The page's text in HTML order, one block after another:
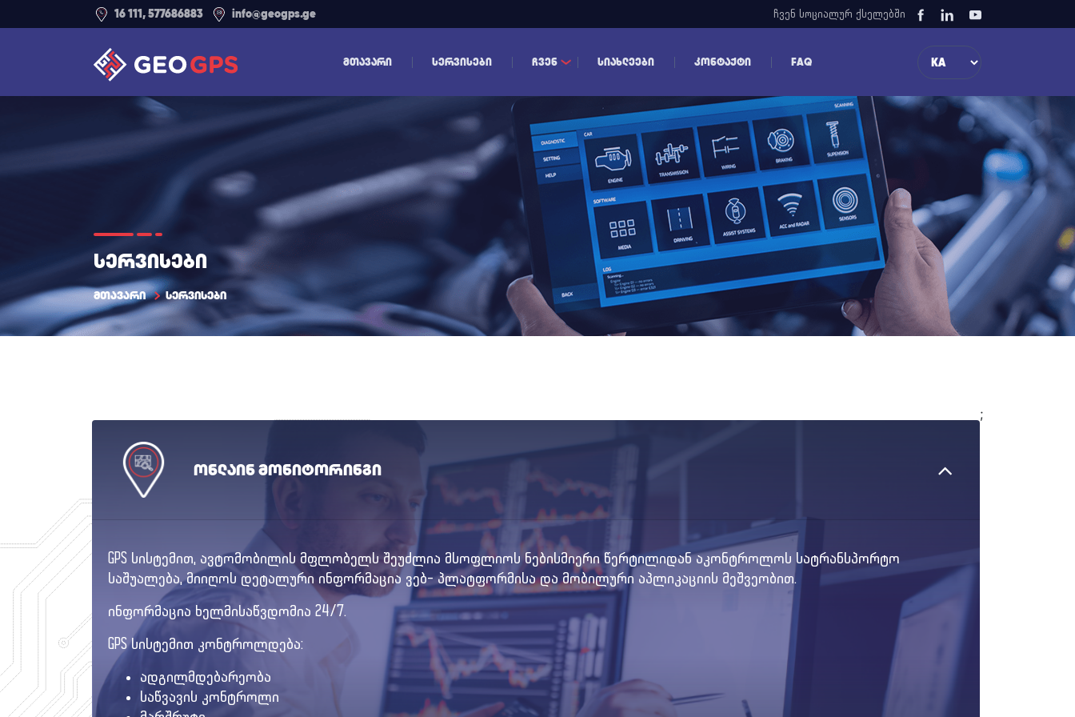
16 111, 577686883 info@geogps.ge ჩვენ სოციალურ ქსელებში
ᲛᲗᲐᲕᲐᲠᲘ ᲡᲔᲠᲕᲘᲡᲔᲑᲘ ᲩᲕᲔᲜ ᲡᲘᲐᲮᲚᲔᲔᲑᲘ ᲙᲝᲜᲢᲐᲥᲢᲘ FAQ
სერვისები
მთავარი სერვისები
ონლაინ მონიტორინგი
GPS სისტემით, ავტომობილის მფლობელს შეუძლია მსოფლიოს ნებისმიერი წერტილიდან აკონტროლოს სატრანსპორტო
საშუალება, მიიღოს დეტალური ინფორმაცია ვებ- პლატფორმისა და მობილური აპლიკაციის მეშვეობით.
ინფორმაცია ხელმისაწვდომია 24/7.
GPS სისტემით კონტროლდება:
ადგილმდებარეობა
საწვავის კონტროლი
;